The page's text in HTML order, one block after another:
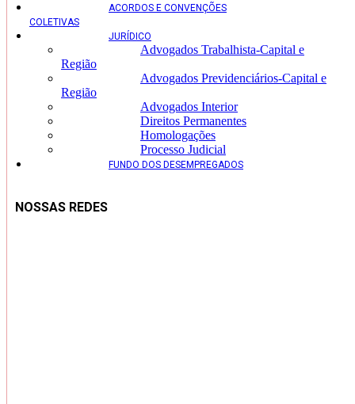
ACORDOS E CONVENÇÕES
COLETIVAS
JURÍDICO
Advogados Trabalhista-Capital e
Região
Advogados Previdenciários-Capital e
Região
Advogados Interior
Direitos Permanentes
Homologações
Processo Judicial
FUNDO DOS DESEMPREGADOS
NOSSAS REDES